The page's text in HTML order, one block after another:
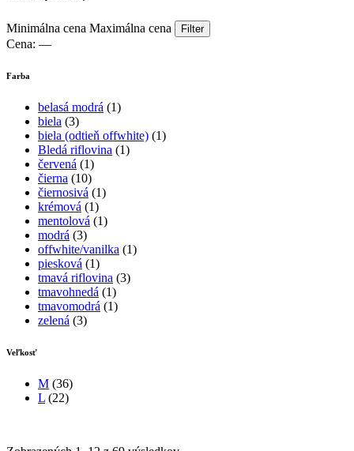
Minimálna cena Maximálna cena Filter
Cena: —
Farba
belasá modrá (1)
biela (3)
biela (odtieň offwhite) (1)
Bledá riflovina (1)
červená (1)
čierna (10)
čiernosivá (1)
krémová (1)
mentolová (1)
modrá (3)
offwhite/vanilka (1)
piesková (1)
tmavá riflovina (3)
tmavohnedá (1)
tmavomodrá (1)
zelená (3)
Veľkosť
M (36)
L (22)